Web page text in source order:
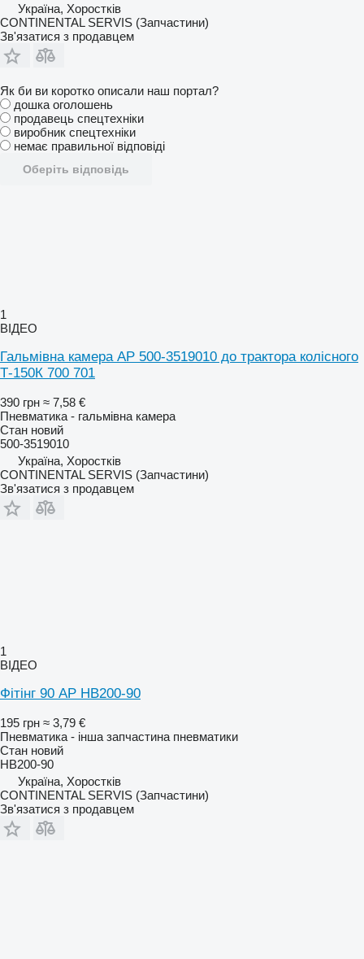
Україна, Хоростків
CONTINENTAL SERVIS (Запчастини)
Зв'язатися з продавцем
Як би ви коротко описали наш портал?
дошка оголошень
продавець спецтехніки
виробник спецтехніки
немає правильної відповіді
Оберіть відповідь
1
ВІДЕО
Гальмівна камера AP 500-3519010 до трактора колісного
Т-150К 700 701
390 грн ≈ 7,58 €
Пневматика - гальмівна камера
Стан новий
500-3519010
Україна, Хоростків
CONTINENTAL SERVIS (Запчастини)
Зв'язатися з продавцем
1
ВІДЕО
Фітінг 90 AP HB200-90
195 грн ≈ 3,79 €
Пневматика - інша запчастина пневматики
Стан новий
HB200-90
Україна, Хоростків
CONTINENTAL SERVIS (Запчастини)
Зв'язатися з продавцем